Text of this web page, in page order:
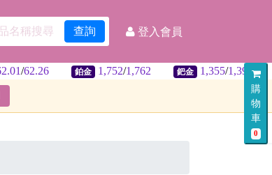
購
物
車
0
查詢 登入會員
鉑金 1,752 1,762 鈀金 1,355 1,395 美匯 32.30